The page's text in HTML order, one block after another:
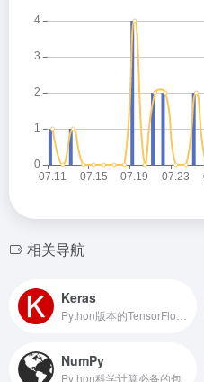
相关导航
Keras
NumPy
Python科学计算必备的包